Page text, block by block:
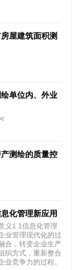
屋建筑面积测
单位内、外业
测绘的质量控
化管理新应用
义1.1信息化管理
业管理现代化的过
合，转变企业生产
织方式，重新整合
竞争力的过程。